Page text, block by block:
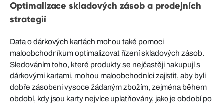
Optimalizace skladových zásob a prodejních
strategií
Data o dárkových kartách mohou také pomoci
maloobchodníkům optimalizovat řízení skladových zásob.
Sledováním toho, které produkty se nejčastěji nakupují s
dárkovými kartami, mohou maloobchodníci zajistit, aby byli
dobře zásobeni vysoce žádaným zbožím, zejména během
období, kdy jsou karty nejvíce uplatňovány, jako je období po